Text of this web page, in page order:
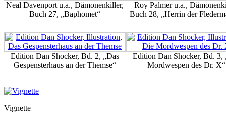
Neal Davenport u.a., Dämonenkiller,
Buch 27, „Baphomet“
Roy Palmer u.a.,
Buch 28, „Herrin der
Edition Dan Shocker, Bd. 2, „Das
Gespensterhaus an der Themse“
Edition Dan Shocker, Bd. 3,
Mordwespen des Dr. X“
Vignette